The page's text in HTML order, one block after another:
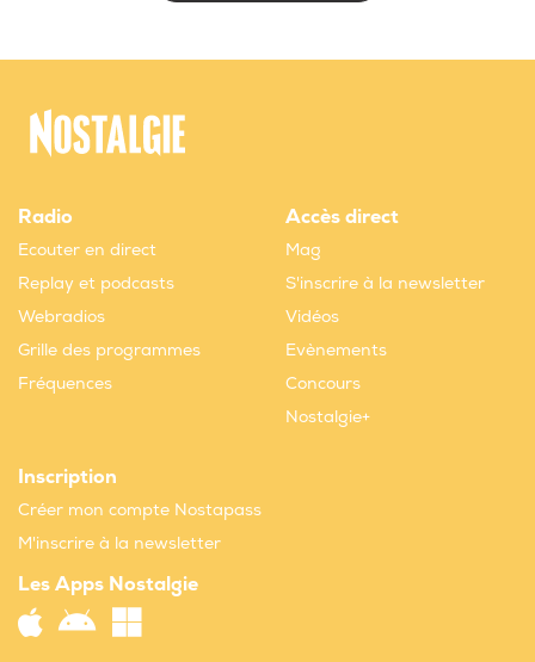
Radio
Ecouter en direct
Replay et podcasts
Webradios
Grille des programmes
Fréquences
Accès direct
Mag
S'inscrire à la newsletter
Vidéos
Evènements
Concours
Nostalgie+
Inscription
Créer mon compte Nostapass
M'inscrire à la newsletter
Les Apps Nostalgie